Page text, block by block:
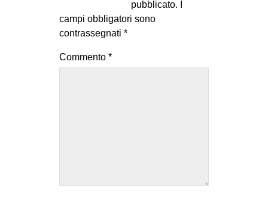
pubblicato.
campi obbligatori sono
contrassegnati *
Commento *